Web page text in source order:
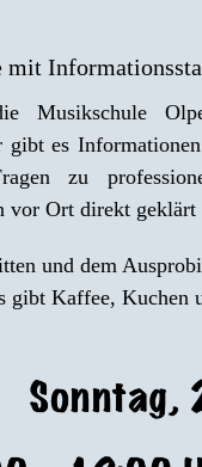
mit
Musikschule
gibt es
zu
vor Ort direkt geklärt
und dem
gibt Kaffee, Kuchen